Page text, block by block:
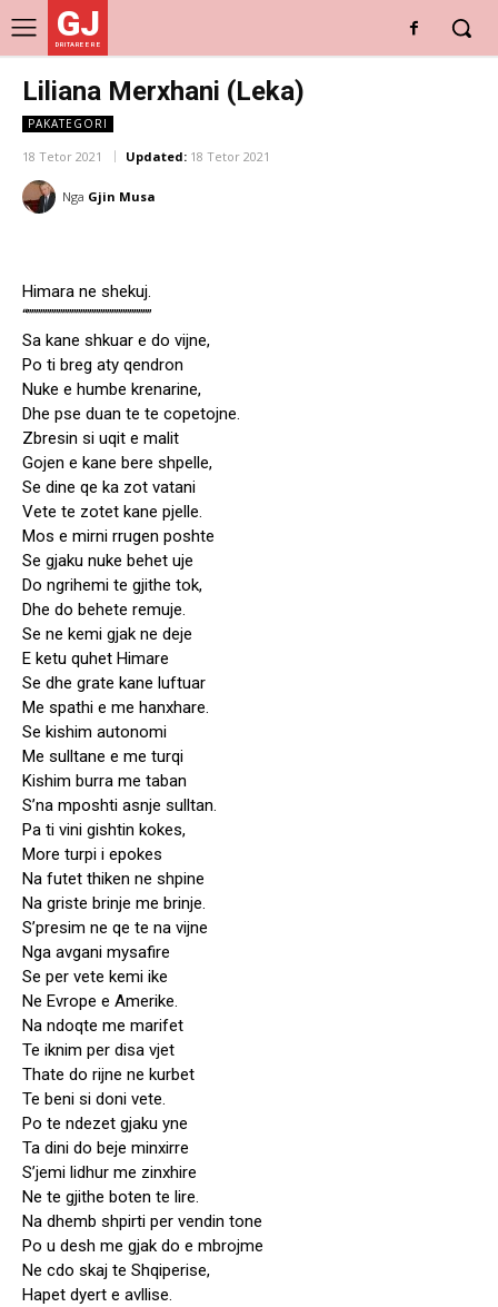
GJ
DRITARE E RE
Liliana Merxhani (Leka)
PAKATEGORI
18 Tetor 2021 Updated: 18 Tetor 2021
Nga Gjin Musa
Himara ne shekuj.
“””””””””””””””””””””””””””””
Sa kane shkuar e do vijne,
Po ti breg aty qendron
Nuke e humbe krenarine,
Dhe pse duan te te copetojne.
Zbresin si uqit e malit
Gojen e kane bere shpelle,
Se dine qe ka zot vatani
Vete te zotet kane pjelle.
Mos e mirni rrugen poshte
Se gjaku nuke behet uje
Do ngrihemi te gjithe tok,
Dhe do behete remuje.
Se ne kemi gjak ne deje
E ketu quhet Himare
Se dhe grate kane luftuar
Me spathi e me hanxhare.
Se kishim autonomi
Me sulltane e me turqi
Kishim burra me taban
S’na mposhti asnje sulltan.
Pa ti vini gishtin kokes,
More turpi i epokes
Na futet thiken ne shpine
Na griste brinje me brinje.
S’presim ne qe te na vijne
Nga avgani mysafire
Se per vete kemi ike
Ne Evrope e Amerike.
Na ndoqte me marifet
Te iknim per disa vjet
Thate do rijne ne kurbet
Te beni si doni vete.
Po te ndezet gjaku yne
Ta dini do beje minxirre
S’jemi lidhur me zinxhire
Ne te gjithe boten te lire.
Na dhemb shpirti per vendin tone
Po u desh me gjak do e mbrojme
Ne cdo skaj te Shqiperise,
Hapet dyert e avllise.